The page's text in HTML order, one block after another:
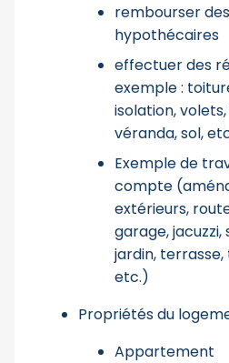
rembourser
hypothécaires
effectuer des
exemple :
isolation,
véranda, sol,
Exemple de
compte
extérieurs,
garage,
jardin, terrasse,
etc.)
Propriétés du
Appartement